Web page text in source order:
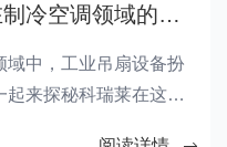
行业巨头！探秘科瑞莱在制冷空调领域的领先地位
域中，工业吊扇设备扮
来探秘科瑞莱在这一